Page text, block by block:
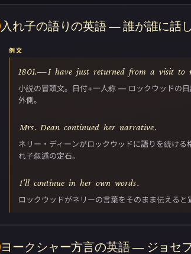
入れ子の語りの英語 — 誰が誰に話
例文
1801.—I have just returned from a visit to
小説の冒頭文。日付+一人称 — ロックウッドの
外側。
Mrs. Dean continued her narrative.
ネリー・ディーンがロックウッドに語りを続け
れ子叙述の定石。
I'll continue in her own words.
ロックウッドがネリーの言葉をそのまま伝えると
ヨークシャー方言の英語 — ジョセ